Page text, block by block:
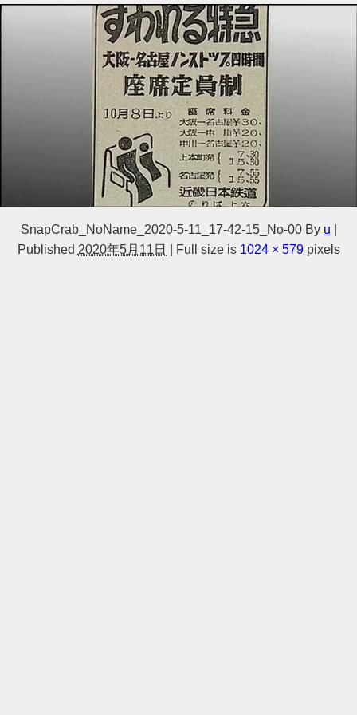
SnapCrab_NoName_2020-5-11_17-42-15_No-00 By u
Published 2020年5月11日 Full size is 1024 × 579pixels